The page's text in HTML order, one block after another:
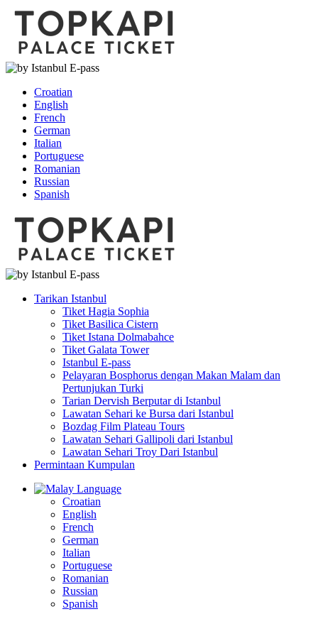
Croatian
English
French
German
Italian
Portuguese
Romanian
Russian
Spanish
Tarikan Istanbul
Tiket Hagia Sophia
Tiket Basilica Cistern
Tiket Istana Dolmabahce
Tiket Galata Tower
Istanbul E-pass
Pelayaran Bosphorus dengan Makan Malam dan
Pertunjukan Turki
Tarian Dervish Berputar di Istanbul
Lawatan Sehari ke Bursa dari Istanbul
Bozdag Film Plateau Tours
Lawatan Sehari Gallipoli dari Istanbul
Lawatan Sehari Troy Dari Istanbul
Permintaan Kumpulan
Language
Croatian
English
French
German
Italian
Portuguese
Romanian
Russian
Spanish